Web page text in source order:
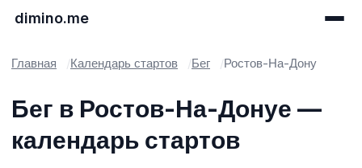
dimino.me
Главная Календарь стартов Бег Ростов-На-Дону
Бег в Ростов-На-Донуе —
календарь стартов